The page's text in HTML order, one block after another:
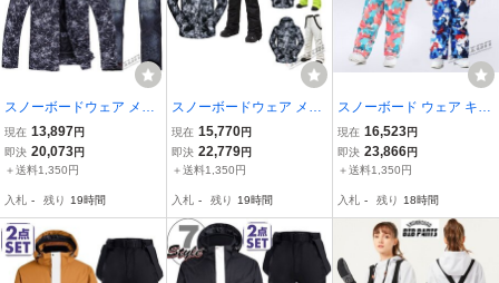
スノーボードウェア メン
ズ レディース スキーウェ
ア ジャケット 防寒 アウ
トドア防水 スノボウェア
ボ
現在 13,897円
即決 20,073円
＋送料1,350円
入札 - 残り 19時間
スノーボードウェア メン
ズ レディース スキーウェ
ア ジャケット 防寒 アウ
トドア防水 スノボウェア
ボ
現在 15,770円
即決 22,779円
＋送料1,350円
入札 - 残り 19時間
スノーボード ウェア キッ
ズ スノーウェア スキーウ
ェア スノボ ツナギ ワン
ピース オールインワン 男
現在 16,523円
即決 23,866円
＋送料1,350円
入札 - 残り 18時間